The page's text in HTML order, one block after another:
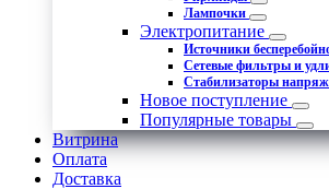
Лампочки
Электропитание
Источники
Сетевые фильтры и
Стабилизаторы
Новое поступление
Популярные товары
Витрина
Оплата
Доставка